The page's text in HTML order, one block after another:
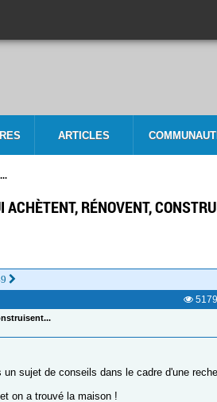
ARTICLES
ACHÈTENT, RÉNOVENT,
sujet de conseils dans le cadre d'une
on a trouvé la maison !